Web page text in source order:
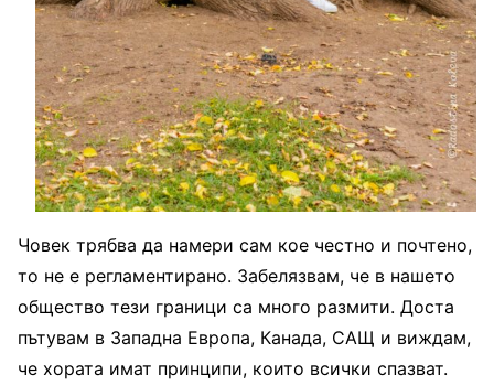
Човек трябва да намери сам кое честно и почтено,
то не е регламентирано. Забелязвам, че в нашето
общество тези граници са много размити. Доста
пътувам в Западна Европа, Канада, САЩ и виждам,
че хората имат принципи, които всички спазват.